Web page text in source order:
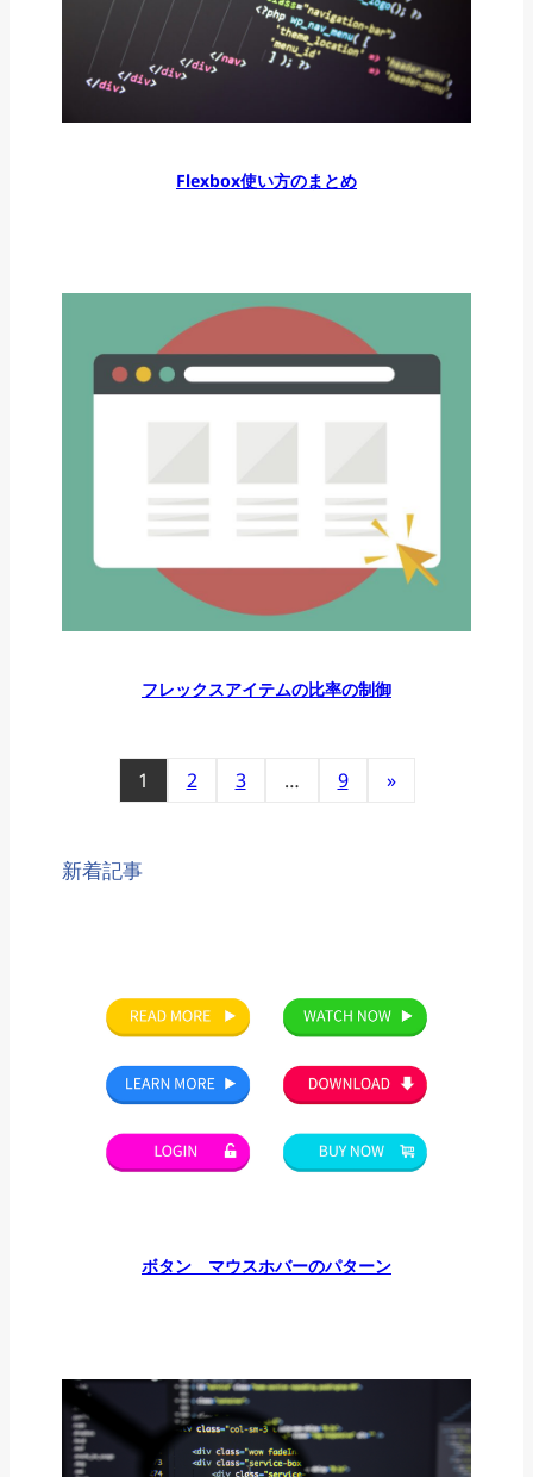
Flexbox使い方のまとめ
フレックスアイテムの比率の制御
1 2 3 … 9 »
新着記事
ボタン マウスホバーのパターン